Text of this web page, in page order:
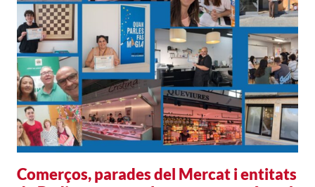
Comerços, parades del Mercat i entitats